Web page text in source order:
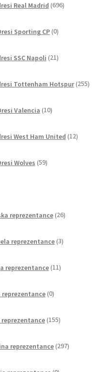
Real Madrid 696izdelkov
Sporting CP 0izdelkov
SSC Napoli 21izdelkov
Tottenham Hotspur 255
Valencia 10izdelkov
West Ham United 12izdelkov
Wolves 59izdelkov
reprezentance 26izdelkov
reprezentance 3izdelki
reprezentance 11izdelkov
reprezentance 0izdelkov
155izdelkov
reprezentance 297izdelkov